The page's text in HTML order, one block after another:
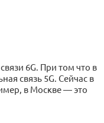
6G. При том что в
связь 5G. Сейчас в
в Москве — это